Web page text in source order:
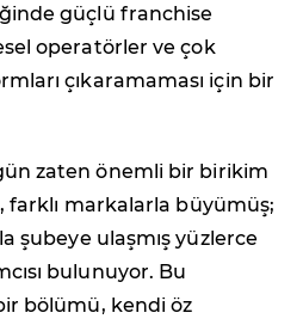
güçlü franchise
operatörler ve çok
çıkaramaması için bir
zaten önemli bir birikim
farklı markalarla büyümüş;
şubeye ulaşmış yüzlerce
bulunuyor. Bu
bölümü, kendi öz